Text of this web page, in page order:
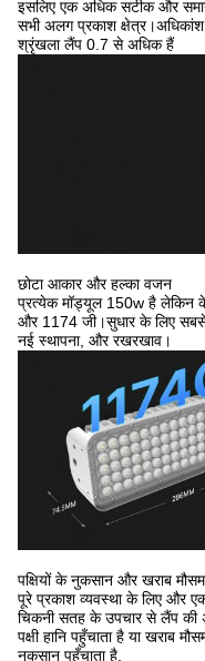
इसलिए एक अधिक सटीक और समान
सभी अलग प्रकाश
श्रृंखला लैंप 0.7 से अधिक हैं
छोटा आकार और हल्का वजन
प्रत्येक मॉड्यूल 150w है
और 1174 जी।सुधार के लिए सबसे
नई स्थापना, और रखरखाव।
पक्षियों के नुकसान और खराब
पूरे प्रकाश व्यवस्था के लिए और
चिकनी सतह के उपचार से लैंप की
पक्षी हानि पहुँचाता है या खराब
नुकसान पहुँचाता है,